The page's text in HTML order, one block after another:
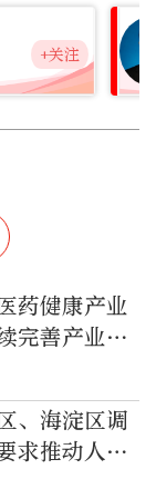
+关注
药健康产业
完善产业支
康产业发展
、海淀区调
求推动人工
经济发展效